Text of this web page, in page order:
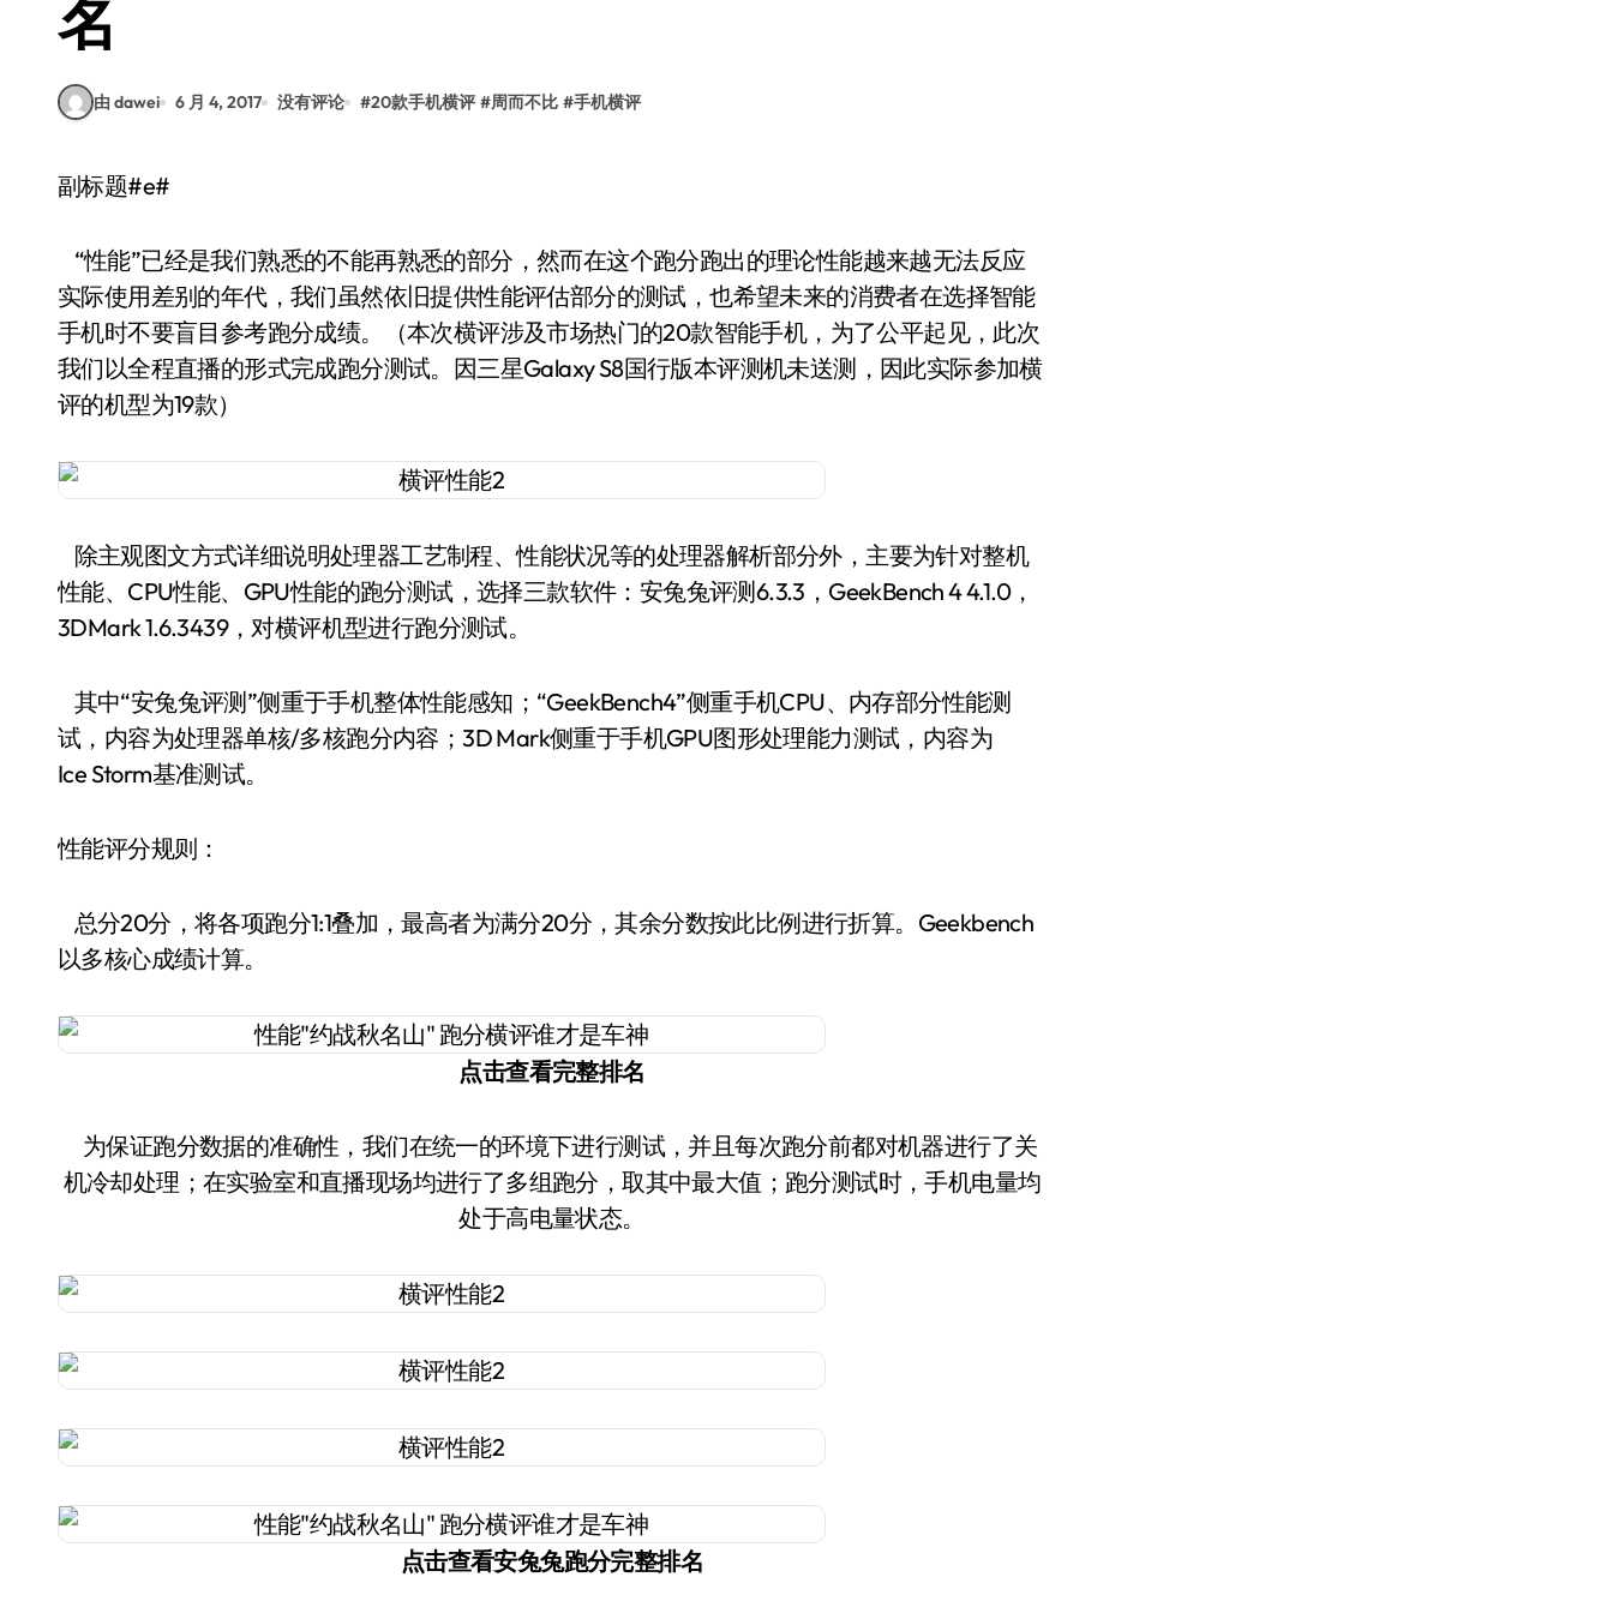
名
由 dawei 6 月 4, 2017 没有评论 #20款手机横评 #周而不比 #手机横评
副标题#e#
“性能”已经是我们熟悉的不能再熟悉的部分，然而在这个跑分跑出的理论性能越来越无法反应
实际使用差别的年代，我们虽然依旧提供性能评估部分的测试，也希望未来的消费者在选择智能
手机时不要盲目参考跑分成绩。（本次横评涉及市场热门的20款智能手机，为了公平起见，此次
我们以全程直播的形式完成跑分测试。因三星Galaxy S8国行版本评测机未送测，因此实际参加横
评的机型为19款）
除主观图文方式详细说明处理器工艺制程、性能状况等的处理器解析部分外，主要为针对整机
性能、CPU性能、GPU性能的跑分测试，选择三款软件：安兔兔评测6.3.3，GeekBench 4 4.1.0，
3DMark 1.6.3439，对横评机型进行跑分测试。
其中“安兔兔评测”侧重于手机整体性能感知；“GeekBench4”侧重手机CPU、内存部分性能测
试，内容为处理器单核/多核跑分内容；3D Mark侧重于手机GPU图形处理能力测试，内容为
Ice Storm基准测试。
性能评分规则：
总分20分，将各项跑分1:1叠加，最高者为满分20分，其余分数按此比例进行折算。Geekbench
以多核心成绩计算。
点击查看完整排名
为保证跑分数据的准确性，我们在统一的环境下进行测试，并且每次跑分前都对机器进行了关
机冷却处理；在实验室和直播现场均进行了多组跑分，取其中最大值；跑分测试时，手机电量均
处于高电量状态。
点击查看安兔兔跑分完整排名